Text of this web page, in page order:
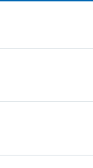
bis zum